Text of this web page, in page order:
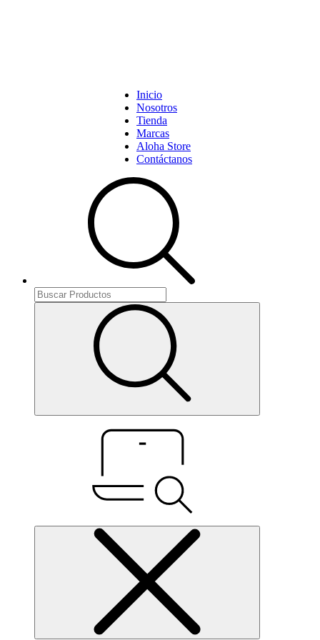
Inicio
Nosotros
Tienda
Marcas
Aloha Store
Contáctanos